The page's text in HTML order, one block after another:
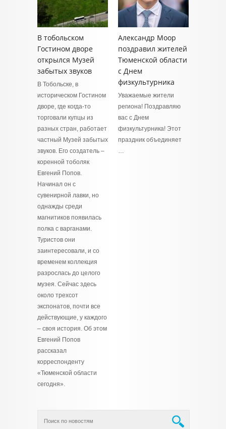
В тобольском
Гостином дворе
открылся Музей
забытых звуков
В Тобольске, в
историческом Гостином
дворе, где когда-то
торговали купцы из
разных стран, работает
частный Музей забытых
звуков. Его создатель –
коренной тоболяк
Евгений Попов.
Начинал он с
сувенирной лавки, но
однажды среди
магнитиков появилась
полка с варганами.
Туристов они
заинтересовали, и со
временем коллекция
разрослась до целого
музея. Сейчас здесь
около трехсот
экспонатов, почти все
действующие, у каждого
– своя история. Об этом
Евгений Попов
рассказал
корреспонденту
«Тюменской области
сегодня».
Александр Моор
поздравил жителей
Тюменской области
с Днем
физкультурника
Уважаемые жители
региона! Поздравляю
вас с Днем
физкультурника! Этот
праздник объединяет
…